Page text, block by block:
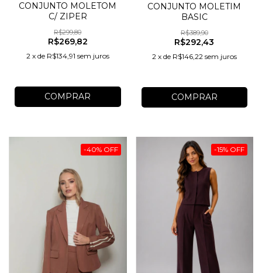
CONJUNTO MOLETOM
C/ ZIPER
R$299,80
R$269,82
2 x de R$134,91 sem juros
COMPRAR
CONJUNTO MOLETIM
BASIC
R$389,90
R$292,43
2 x de R$146,22 sem juros
COMPRAR
-40% OFF -15% OFF